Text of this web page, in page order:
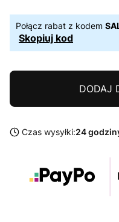
Połącz rabat z kodem
Skopiuj kod
DODAJ
Czas wysyłki:24